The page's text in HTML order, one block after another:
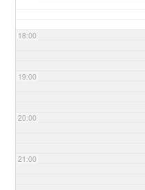
18:00
19:00
20:00
21:00